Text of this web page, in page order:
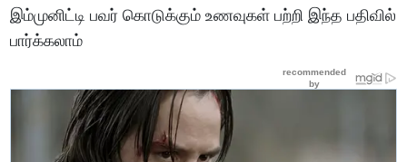
இம்முனிட்டி பவர் கொடுக்கும் உணவுகள் பற்றி இந்த பதிவில்
பார்க்கலாம்